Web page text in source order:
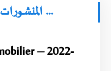
المنشورات ذات الصلة ...
– 2022-